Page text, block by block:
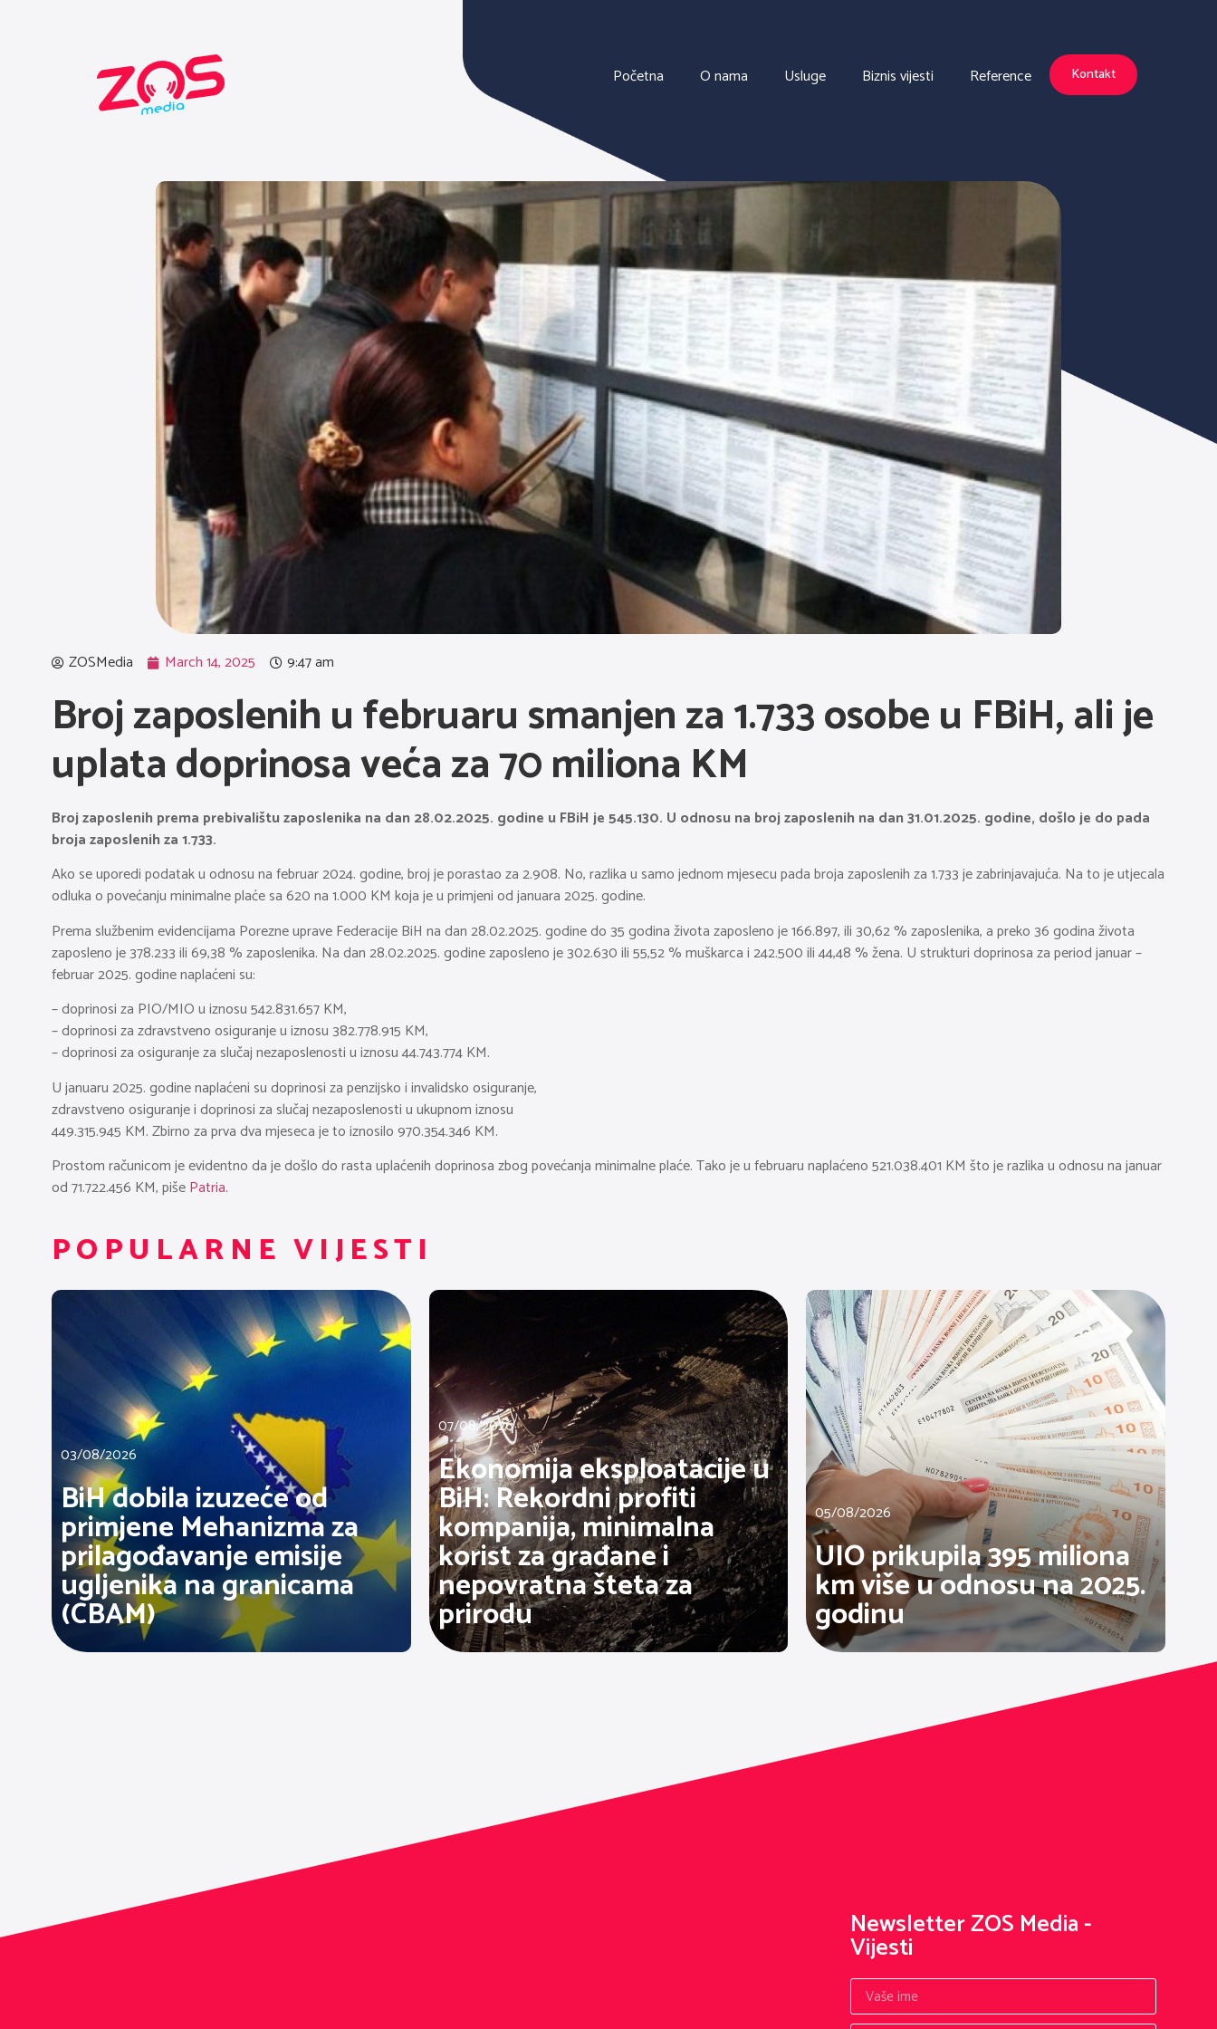
Početna O nama Usluge Biznis vijesti Reference Kontakt
ZOSMedia March 14, 2025 9:47 am
Broj zaposlenih u februaru smanjen za 1.733 osobe u FBiH, ali je
uplata doprinosa veća za 70 miliona KM
Broj zaposlenih prema prebivalištu zaposlenika na dan 28.02.2025. godine u FBiH je 545.130. U odnosu na broj zaposlenih na dan 31.01.2025. godine, došlo je do pada
broja zaposlenih za 1.733.
Ako se uporedi podatak u odnosu na februar 2024. godine, broj je porastao za 2.908. No, razlika u samo jednom mjesecu pada broja zaposlenih za 1.733 je zabrinjavajuća. Na to je utjecala
odluka o povećanju minimalne plaće sa 620 na 1.000 KM koja je u primjeni od januara 2025. godine.
Prema službenim evidencijama Porezne uprave Federacije BiH na dan 28.02.2025. godine do 35 godina života zaposleno je 166.897, ili 30,62 % zaposlenika, a preko 36 godina života
zaposleno je 378.233 ili 69,38 % zaposlenika. Na dan 28.02.2025. godine zaposleno je 302.630 ili 55,52 % muškarca i 242.500 ili 44,48 % žena. U strukturi doprinosa za period januar –
februar 2025. godine naplaćeni su:
– doprinosi za PIO/MIO u iznosu 542.831.657 KM,
– doprinosi za zdravstveno osiguranje u iznosu 382.778.915 KM,
– doprinosi za osiguranje za slučaj nezaposlenosti u iznosu 44.743.774 KM.
U januaru 2025. godine naplaćeni su doprinosi za penzijsko i invalidsko osiguranje,
zdravstveno osiguranje i doprinosi za slučaj nezaposlenosti u ukupnom iznosu
449.315.945 KM. Zbirno za prva dva mjeseca je to iznosilo 970.354.346 KM.
Prostom računicom je evidentno da je došlo do rasta uplaćenih doprinosa zbog povećanja minimalne plaće. Tako je u februaru naplaćeno 521.038.401 KM što je razlika u odnosu na januar
od 71.722.456 KM, pišePatria.
POPULARNE VIJESTI
03/08/2026
BiH dobila izuzeće od
primjene Mehanizma za
prilagođavanje emisije
ugljenika na granicama
(CBAM)
07/08/2026
Ekonomija eksploatacije u
BiH: Rekordni profiti
kompanija, minimalna
korist za građane i
nepovratna šteta za
prirodu
05/08/2026
UIO prikupila 395 miliona
km više u odnosu na 2025.
godinu
Newsletter ZOS Media -
Vijesti